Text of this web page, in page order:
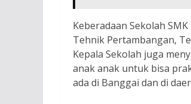
Keberadaan Sekolah
Tehnik Pertambangan,
Kepala Sekolah juga
anak anak untuk bisa
ada di Banggai dan di